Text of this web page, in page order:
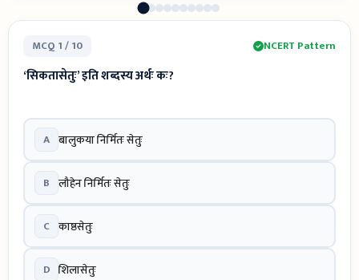
MCQ 1 / 10 NCERT Pattern
‘सिकतासेतुः’ इति शब्दस्य अर्थः कः?
A बालुकया निर्मितः सेतुः
B लौहेन निर्मितः सेतुः
C काष्ठसेतुः
D शिलासेतुः